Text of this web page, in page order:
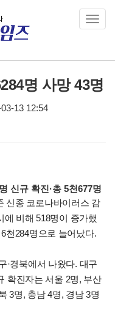
명 사망 43명
13 12:54
신규 확진·총 5천677명
신종 코로나바이러스 감
에 비해 518명이 증가했
천284명으로 늘어났다.
·경북에서 나왔다. 대구
확진자는 서울 2명, 부산
3명, 충남 4명, 경남 3명